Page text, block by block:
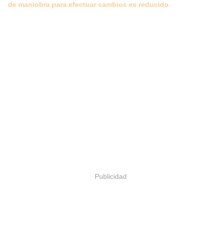
de maniobra para efectuar cambios es reducido.
Publicidad